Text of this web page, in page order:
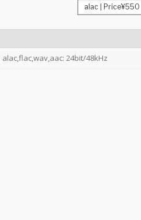
alac,flac,wav,aac: 24bit/48kHz